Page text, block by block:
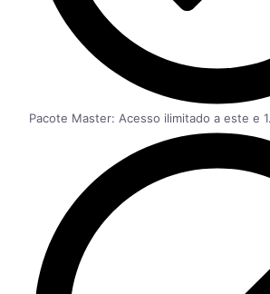
Pacote Master: Acesso ilimitado a este e